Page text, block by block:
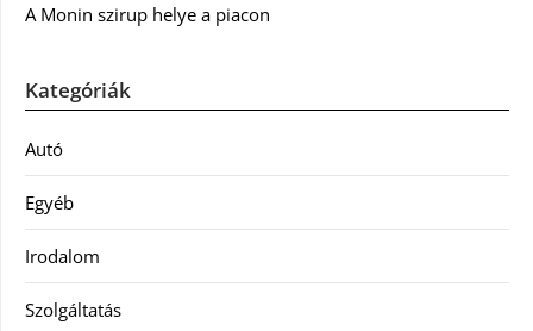
A Monin szirup helye a piacon
Kategóriák
Autó
Egyéb
Irodalom
Szolgáltatás